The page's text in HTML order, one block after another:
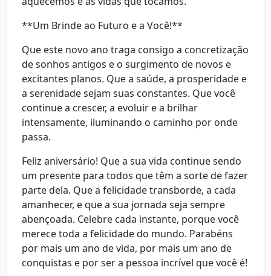
**Um Brinde ao Futuro e a Você!**
Que este novo ano traga consigo a concretização
de sonhos antigos e o surgimento de novos e
excitantes planos. Que a saúde, a prosperidade e
a serenidade sejam suas constantes. Que você
continue a crescer, a evoluir e a brilhar
intensamente, iluminando o caminho por onde
passa.
Feliz aniversário! Que a sua vida continue sendo
um presente para todos que têm a sorte de fazer
parte dela. Que a felicidade transborde, a cada
amanhecer, e que a sua jornada seja sempre
abençoada. Celebre cada instante, porque você
merece toda a felicidade do mundo. Parabéns
por mais um ano de vida, por mais um ano de
conquistas e por ser a pessoa incrível que você é!